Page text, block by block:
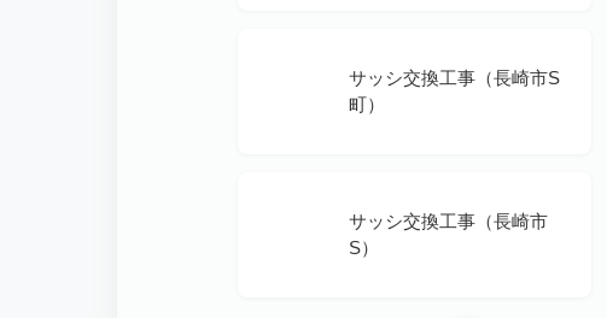
サッシ交換工事（長崎市S
町）
サッシ交換工事（長崎市
S）